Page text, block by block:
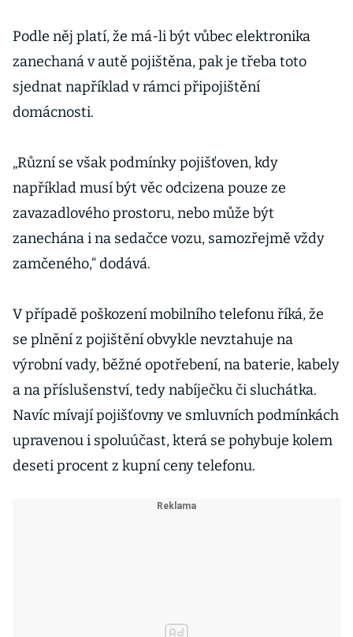
Podle něj platí, že má-li být vůbec elektronika
zanechaná v autě pojištěna, pak je třeba toto
sjednat například v rámci připojištění
domácnosti.
„Různí se však podmínky pojišťoven, kdy
například musí být věc odcizena pouze ze
zavazadlového prostoru, nebo může být
zanechána i na sedačce vozu, samozřejmě vždy
zamčeného,“ dodává.
V případě poškození mobilního telefonu říká, že
se plnění z pojištění obvykle nevztahuje na
výrobní vady, běžné opotřebení, na baterie, kabely
a na příslušenství, tedy nabíječku či sluchátka.
Navíc mívají pojišťovny ve smluvních podmínkách
upravenou i spoluúčast, která se pohybuje kolem
deseti procent z kupní ceny telefonu.